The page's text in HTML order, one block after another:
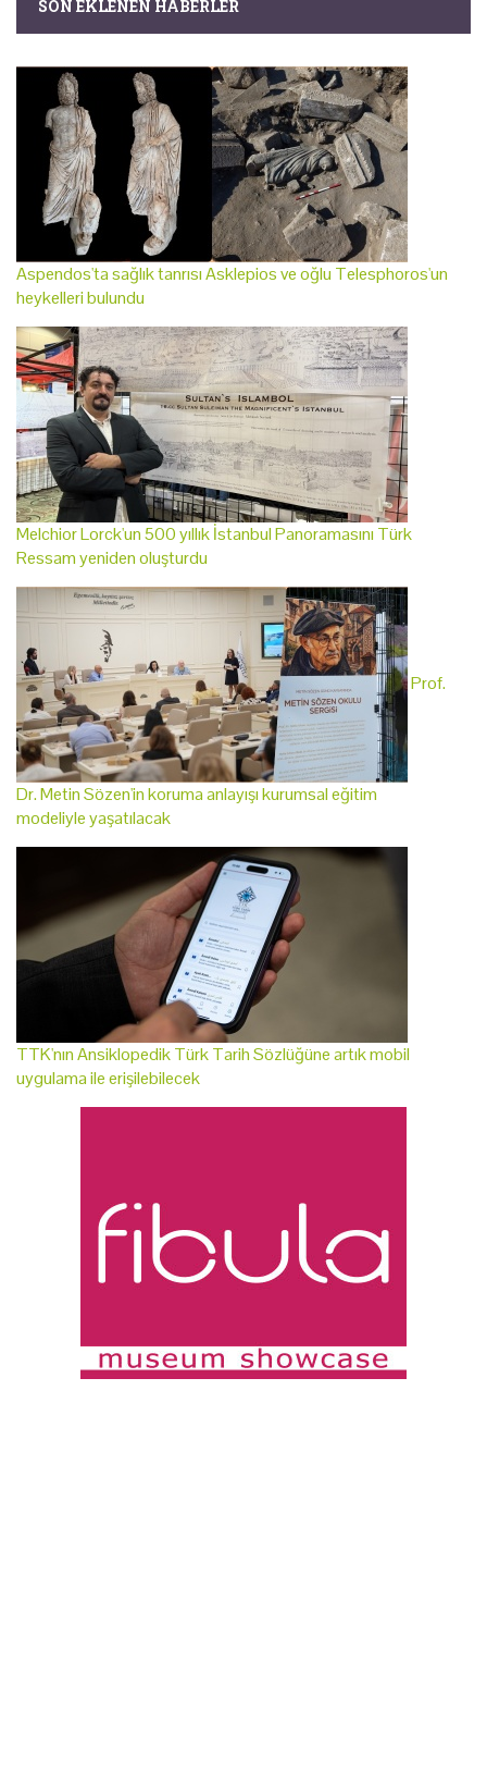
SON EKLENEN HABERLER
Aspendos'ta sağlık tanrısı Asklepios ve oğlu Telesphoros'un
heykelleri bulundu
Melchior Lorck'un 500 yıllık İstanbul Panoramasını Türk
Ressam yeniden oluşturdu
Prof.
Dr. Metin Sözen'in koruma anlayışı kurumsal eğitim
modeliyle yaşatılacak
TTK'nın Ansiklopedik Türk Tarih Sözlüğüne artık mobil
uygulama ile erişilebilecek